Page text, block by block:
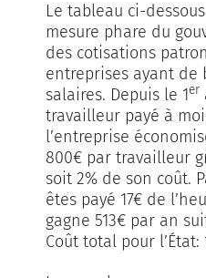
Le tableau ci-
mesure pha­re du
des cotisations
entreprises ayant de
salaires. Depuis le 1er
travailleur payé à
l’entreprise
800€ par travailleur
soit 2% de son coût.
êtes payé 17€ de
gagne 513€ par an
Coût total pour l’État: